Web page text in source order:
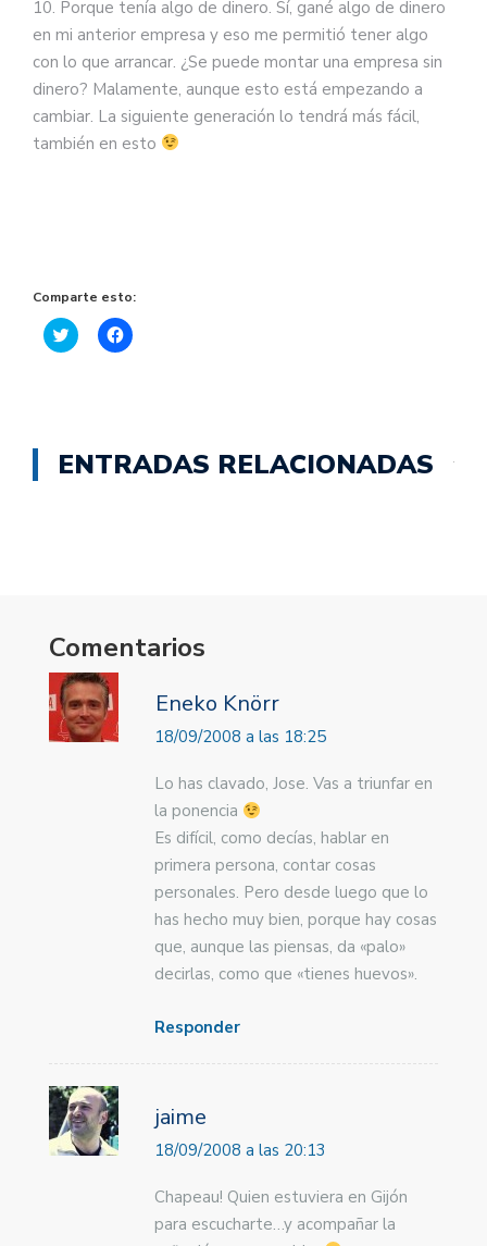
10. Porque tenía algo de dinero. Sí, gané algo de dinero
en mi anterior empresa y eso me permitió tener algo
con lo que arrancar. ¿Se puede montar una empresa sin
dinero? Malamente, aunque esto está empezando a
cambiar. La siguiente generación lo tendrá más fácil,
también en esto
Comparte esto:
Haz
clic
una
ventana
Haz
clic
una
ventana
ENTRADAS RELACIONADAS
Comentarios
Eneko Knörr
18/09/2008 a las 18:25
Lo has clavado, Jose. Vas a triunfar en
la ponencia
Es difícil, como decías, hablar en
primera persona, contar cosas
personales. Pero desde luego que lo
has hecho muy bien, porque hay cosas
que, aunque las piensas, da «palo»
decirlas, como que «tienes huevos».
Responder
jaime
18/09/2008 a las 20:13
Chapeau! Quien estuviera en Gijón
para escucharte…y acompañar la